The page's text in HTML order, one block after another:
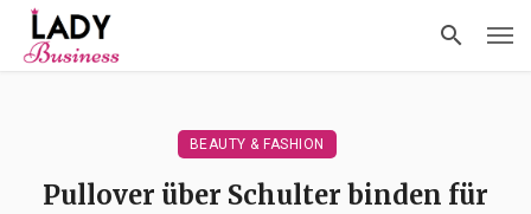
BEAUTY & FASHION
Pullover über Schulter binden für